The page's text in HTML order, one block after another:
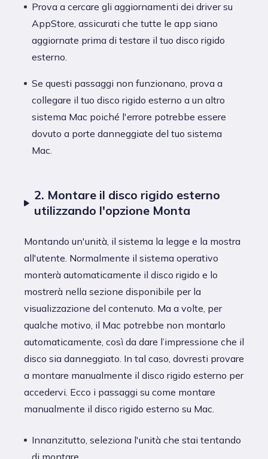
Prova a cercare gli aggiornamenti dei driver su
AppStore, assicurati che tutte le app siano
aggiornate prima di testare il tuo disco rigido
esterno.
Se questi passaggi non funzionano, prova a
collegare il tuo disco rigido esterno a un altro
sistema Mac poiché l'errore potrebbe essere
dovuto a porte danneggiate del tuo sistema
Mac.
2. Montare il disco rigido esterno
utilizzando l'opzione Monta
Montando un'unità, il sistema la legge e la mostra
all'utente. Normalmente il sistema operativo
monterà automaticamente il disco rigido e lo
mostrerà nella sezione disponibile per la
visualizzazione del contenuto. Ma a volte, per
qualche motivo, il Mac potrebbe non montarlo
automaticamente, così da dare l’impressione che il
disco sia danneggiato. In tal caso, dovresti provare
a montare manualmente il disco rigido esterno per
accedervi. Ecco i passaggi su come montare
manualmente il disco rigido esterno su Mac.
Innanzitutto, seleziona l'unità che stai tentando